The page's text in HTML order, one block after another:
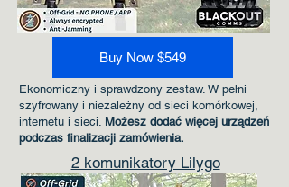
Buy Now $549
Ekonomiczny i sprawdzony zestaw. W pełni
szyfrowany i niezależny od sieci komórkowej,
internetu i sieci. Możesz dodać więcej urządzeń
podczas finalizacji zamówienia.
2 komunikatory Lilygo